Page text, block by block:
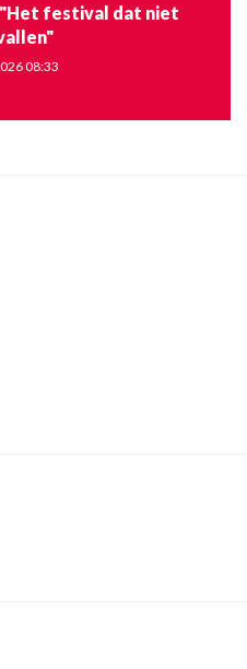
"Het festival dat niet
08:33